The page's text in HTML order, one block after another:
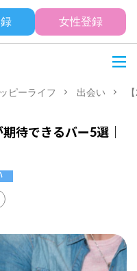
女性登録
ピーライフ 出会い
待できるバー5選｜